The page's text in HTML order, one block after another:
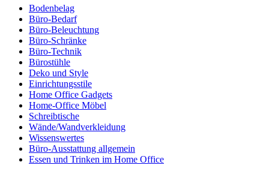
Bodenbelag
Büro-Bedarf
Büro-Beleuchtung
Büro-Schränke
Büro-Technik
Bürostühle
Deko und Style
Einrichtungsstile
Home Office Gadgets
Home-Office Möbel
Schreibtische
Wände/Wandverkleidung
Wissenswertes
Büro-Ausstattung allgemein
Essen und Trinken im Home Office